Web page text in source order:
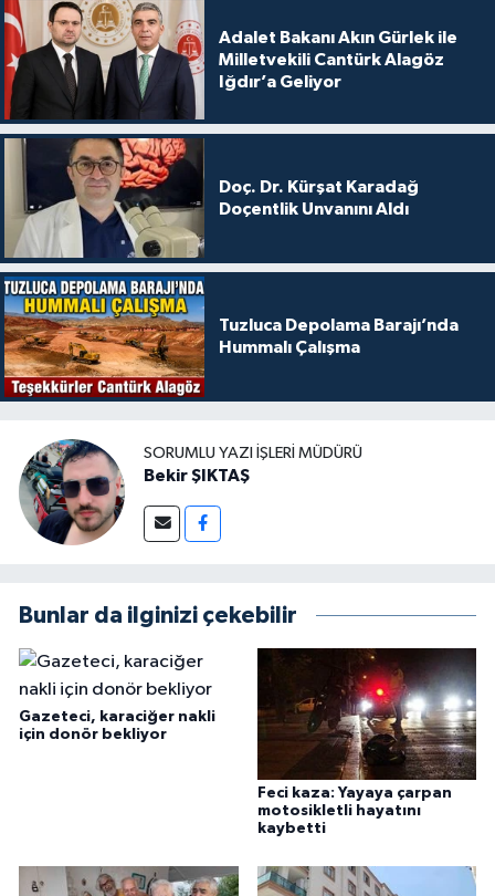
Adalet Bakanı Akın Gürlek ile
Milletvekili Cantürk Alagöz
Iğdır’a Geliyor
Doç. Dr. Kürşat Karadağ
Doçentlik Unvanını Aldı
Tuzluca Depolama Barajı’nda
Hummalı Çalışma
SORUMLU YAZI İŞLERI MÜDÜRÜ
Bekir ŞIKTAŞ
Bunlar da ilginizi çekebilir
Gazeteci, karaciğer nakli
için donör bekliyor
Feci kaza: Yayaya çarpan
motosikletli hayatını
kaybetti